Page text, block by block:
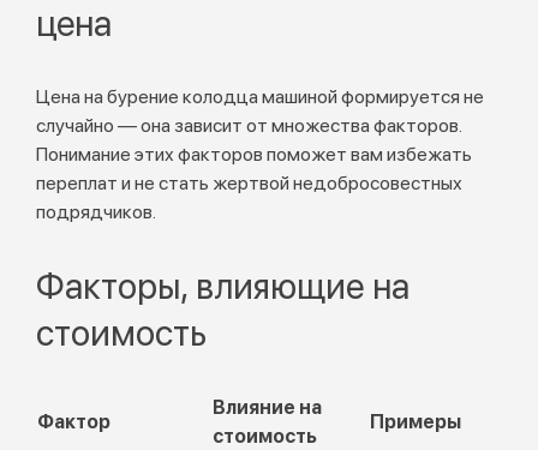
цена
Цена на бурение колодца машиной формируется не
случайно — она зависит от множества факторов.
Понимание этих факторов поможет вам избежать
переплат и не стать жертвой недобросовестных
подрядчиков.
Факторы, влияющие на
стоимость
Фактор
Влияние на
стоимость
Примеры